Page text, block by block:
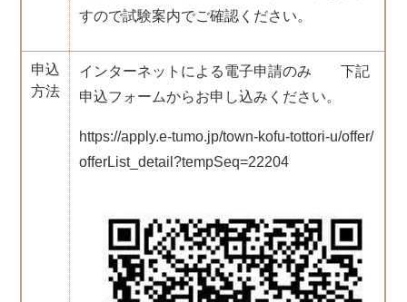
すので試験案内でご確認ください。
申込
方法
インターネットによる電子申請のみ 下記
申込フォームからお申し込みください。
https://apply.e-tumo.jp/town-kofu-tottori-u/offer/
offerList_detail?tempSeq=22204